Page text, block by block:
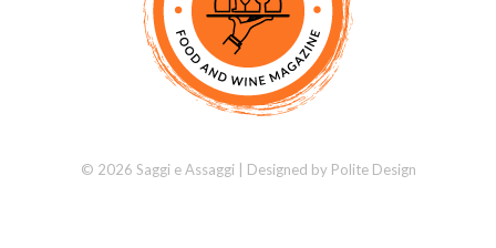
© 2026 Saggi e Assaggi | Designed by Polite Design